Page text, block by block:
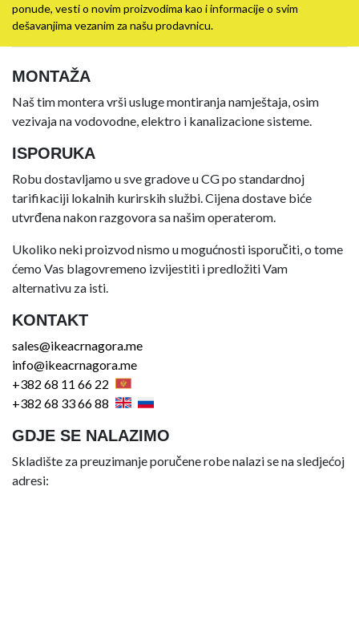
ponude, vesti o novim proizvodima kao i informacije o svim
dešavanjima vezanim za našu prodavnicu.
MONTAŽA
Naš tim montera vrši usluge montiranja namještaja, osim
vezivaja na vodovodne, elektro i kanalizacione sisteme.
ISPORUKA
Robu dostavljamo u sve gradove u CG po standardnoj
tarifikaciji lokalnih kurirskih službi. Cijena dostave biće
utvrđena nakon razgovora sa našim operaterom.
Ukoliko neki proizvod nismo u mogućnosti isporučiti, o tome
ćemo Vas blagovremeno izvijestiti i predložiti Vam
alternativu za isti.
KONTAKT
sales@ikeacrnagora.me
info@ikeacrnagora.me
+382 68 11 66 22
+382 68 33 66 88
GDJE SE NALAZIMO
Skladište za preuzimanje poručene robe nalazi se na sledjećoj
adresi: